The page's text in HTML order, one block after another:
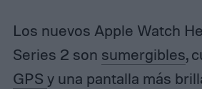
Los nuevos Apple Watch
Series 2 son sumergibles,
GPS y una pantalla más